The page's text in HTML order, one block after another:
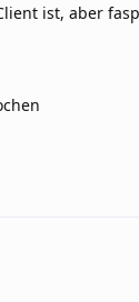
ist, aber